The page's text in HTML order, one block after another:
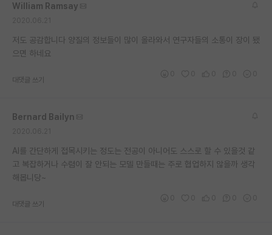
William Ramsay
저도 공감합니다 양질의 정보들이 많이 올라와서 연구자들의 소통이 장이 됐
으면 하네요
대댓글 쓰기
Bernard Bailyn
AI를 간단하게 접목시키는 정도는 전공이 아니어도 스스로 할 수 있을것 같
고 복잡하거나 수렴이 잘 안되는 모델 만들때는 주로 협업하지 않을까 생각
해봅니당~
대댓글 쓰기